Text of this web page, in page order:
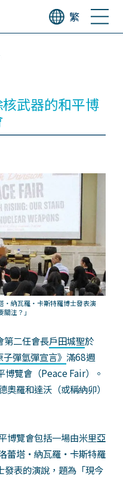
繁
武器的和平博
・納瓦羅・卡斯特羅博士發表演
注？」
第二任會長戶田城聖於
彈氫彈宣言》 滿68週
覽會（Peace Fair）。
羅和達沃（或稱納卯）
博覽會包括一場由米里亞
蕾塔・納瓦羅・卡斯特羅
表的演說，題為「現今